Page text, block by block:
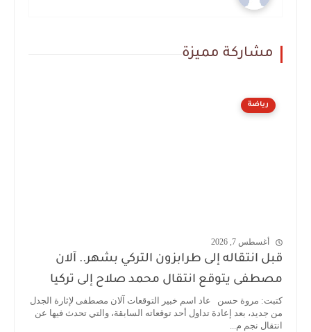
مشاركة مميزة
رياضة
أغسطس 7, 2026
قبل انتقاله إلى طرابزون التركي بشهر.. آلان
مصطفى يتوقع انتقال محمد صلاح إلى تركيا
كتبت: مروة حسن عاد اسم خبير التوقعات آلان مصطفى لإثارة الجدل
من جديد، بعد إعادة تداول أحد توقعاته السابقة، والتي تحدث فيها عن
انتقال نجم م...